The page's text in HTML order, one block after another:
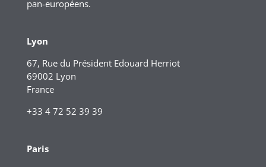
pan-européens.
Lyon
67, Rue du Président Edouard Herriot
69002 Lyon
France
+33 4 72 52 39 39
Paris